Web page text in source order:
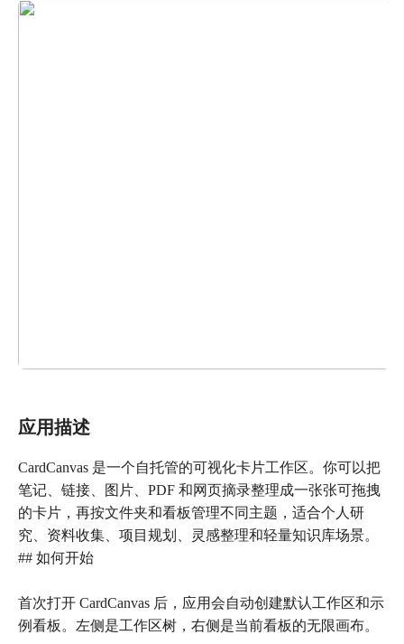
应用描述
CardCanvas 是一个自托管的可视化卡片工作区。你可以把
笔记、链接、图片、PDF 和网页摘录整理成一张张可拖拽
的卡片，再按文件夹和看板管理不同主题，适合个人研
究、资料收集、项目规划、灵感整理和轻量知识库场景。
## 如何开始
首次打开 CardCanvas 后，应用会自动创建默认工作区和示
例看板。左侧是工作区树，右侧是当前看板的无限画布。